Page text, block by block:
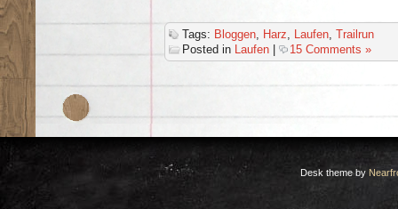
Tags: Bloggen Harz Laufen Trailrun
Posted in Laufen | 15 Comments »
Desk theme by